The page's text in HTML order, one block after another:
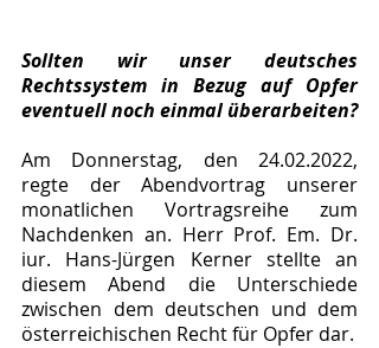
Sollten wir unser deutsches
Rechtssystem in Bezug auf Opfer
eventuell noch einmal überarbeiten?
Am Donnerstag, den 24.02.2022,
regte der Abendvortrag unserer
monatlichen Vortragsreihe zum
Nachdenken an. Herr Prof. Em. Dr.
iur. Hans-Jürgen Kerner stellte an
diesem Abend die Unterschiede
zwischen dem deutschen und dem
österreichischen Recht für Opfer dar.